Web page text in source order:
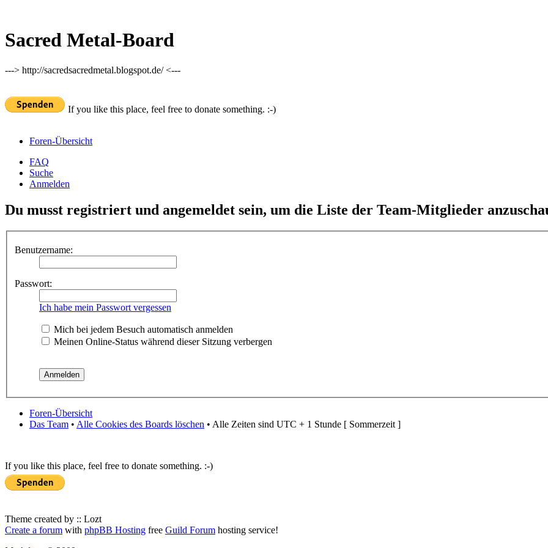
Sacred Metal-Board
---> http://sacredsacredmetal.blogspot.de/ <---
If you like this place, feel free to donate something. :-)
Foren-Übersicht
FAQ
Suche
Anmelden
Du musst registriert und angemeldet sein, um die Liste der Team-Mitglieder
Benutzername:
Passwort:
Ich habe mein Passwort vergessen
Mich bei jedem Besuch automatisch anmelden
Meinen Online-Status während dieser Sitzung verbergen
Foren-Übersicht
Das Team • Alle Cookies des Boards löschen • Alle Zeiten sind UTC + 1 Stunde [ Sommerzeit ]
If you like this place, feel free to donate something. :-)
Theme created by :: Lozt
Create a forum with phpBB Hosting free Guild Forum hosting service!